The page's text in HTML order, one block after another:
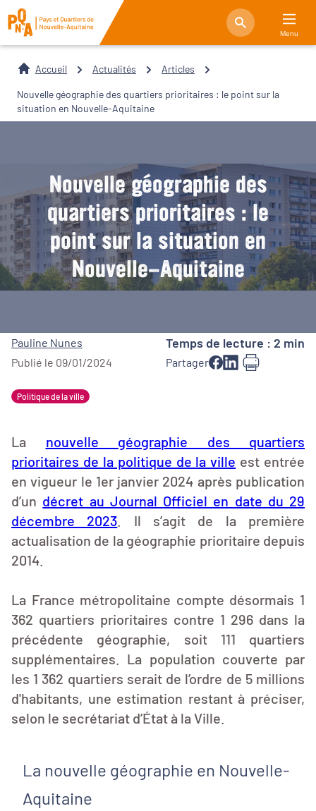
Menu
Accueil Actualités Articles
Nouvelle géographie des quartiers prioritaires : le point sur la
situation en Nouvelle-Aquitaine
Nouvelle géographie des
quartiers prioritaires : le
point sur la situation en
Nouvelle-Aquitaine
Pauline Nunes
Publié le 09/01/2024
Temps de lecture : 2 min
Partager
Politique de la ville
La nouvelle géographie des quartiers
prioritaires de la politique de la ville est entrée
en vigueur le 1er janvier 2024 après publication
d’un décret au Journal Officiel en date du 29
décembre 2023 . Il s’agit de la première
actualisation de la géographie prioritaire depuis
2014.
La France métropolitaine compte désormais 1
362 quartiers prioritaires contre 1 296 dans la
précédente géographie, soit 111 quartiers
supplémentaires. La population couverte par
les 1 362 quartiers serait de l’ordre de 5 millions
d'habitants, une estimation restant à préciser,
selon le secrétariat d’État à la Ville.
La nouvelle géographie en Nouvelle-
Aquitaine